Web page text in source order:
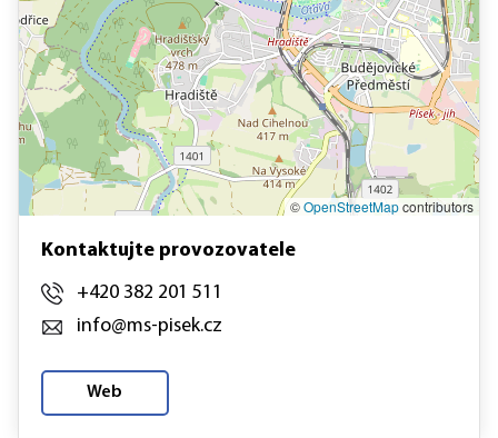
©OpenStreetMapcontributors
Kontaktujte provozovatele
+420 382 201 511
info@ms-pisek.cz
Web